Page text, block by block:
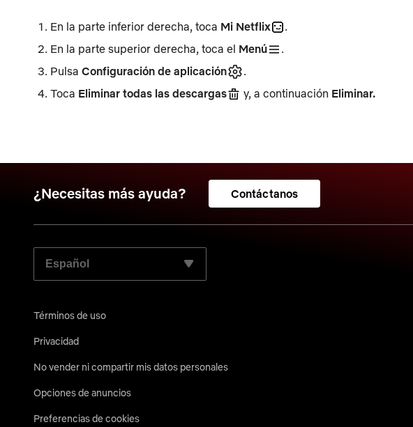
En la parte inferior derecha, toca Mi Netflix
.
En la parte superior derecha, toca el Menú
.
Pulsa Configuración de aplicación
.
Toca Eliminar todas las descargas y, a continuación Eliminar.
¿Necesitas más ayuda? Contáctanos
ELIGE TU IDIOMA PREFERIDO:
Términos de uso
Privacidad
No vender ni compartir mis datos personales
Opciones de anuncios
Preferencias de cookies